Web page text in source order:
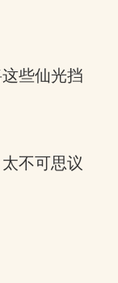
些仙光挡
不可思议